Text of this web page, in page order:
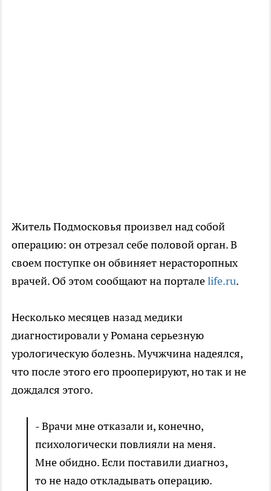
Житель Подмосковья произвел над собой
операцию: он отрезал себе половой орган. В
своем поступке он обвиняет нерасторопных
врачей. Об этом сообщают на порталеlife.ru.
Несколько месяцев назад медики
диагностировали у Романа серьезную
урологическую болезнь. Мучжчина надеялся,
что после этого его прооперируют, но так и не
дождался этого.
- Врачи мне отказали и, конечно,
психологически повлияли на меня.
Мне обидно. Если поставили диагноз,
то не надо откладывать операцию.